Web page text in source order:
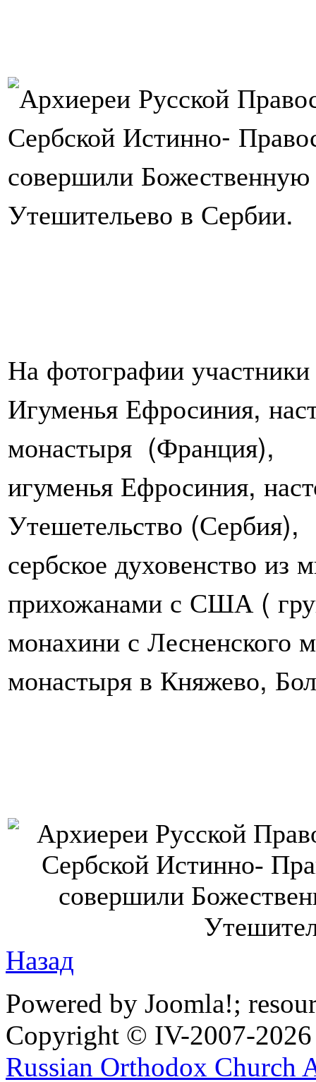
На фотографии
Игуменья Ефросиния,
монастыря (Франция),
игуменья Ефросиния,
Утешетельство (Сербия),
сербское духовенство из
прихожанами с США (
монахини с Лесненского
монастыря в Княжево,
Назад
Powered by Joomla!;
Copyright © IV-2007-2026
Russian Orthodox Church